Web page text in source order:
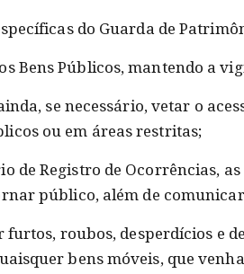
do Guarda de
Bens Públicos, mantendo a
se necessário, vetar o
ou em áreas restritas;
de Registro de Ocorrências,
público, além de
roubos, desperdícios e
bens móveis, que